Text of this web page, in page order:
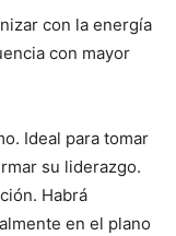
con la energía
con mayor
Ideal para tomar
su liderazgo.
Habrá
en el plano